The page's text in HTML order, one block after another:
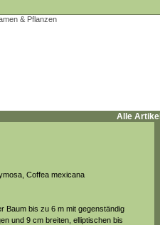
Alle Artikel
Coffea mexicana
Baum bis zu 6 m mit gegenständig
und 9 cm breiten, elliptischen bis